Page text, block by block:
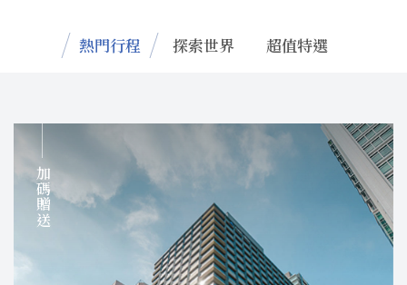
熱門行程 探索世界 超值特選
加碼贈送